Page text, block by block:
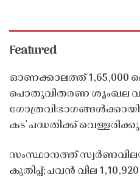
Featured
ഓണക്കാലത്ത് 1,65,000
പൊതുവിതരണ ശൃംഖല
കട' പദ്ധതിക്ക്
സംസ്ഥാനത്ത്
കുതിപ്പ്; പവൻ വില